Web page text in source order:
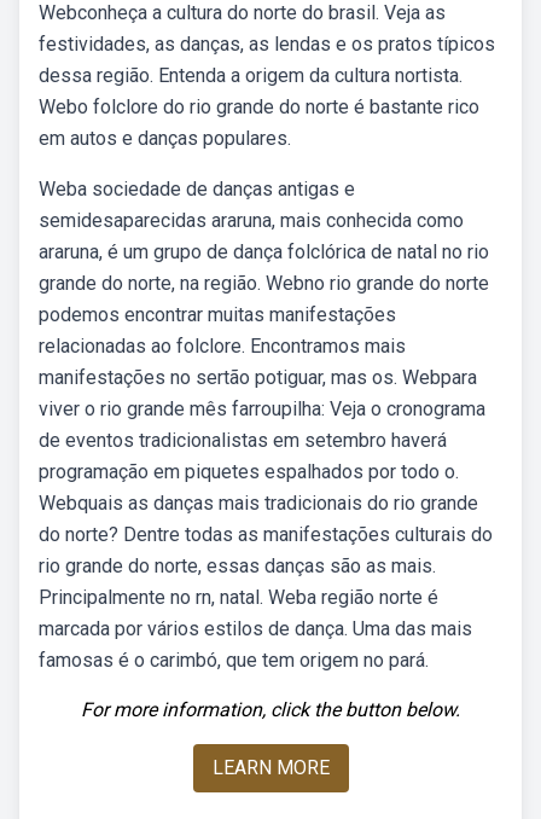
Webconheça a cultura do norte do brasil. Veja as
festividades, as danças, as lendas e os pratos típicos
dessa região. Entenda a origem da cultura nortista.
Webo folclore do rio grande do norte é bastante rico
em autos e danças populares.
Weba sociedade de danças antigas e
semidesaparecidas araruna, mais conhecida como
araruna, é um grupo de dança folclórica de natal no rio
grande do norte, na região. Webno rio grande do norte
podemos encontrar muitas manifestações
relacionadas ao folclore. Encontramos mais
manifestações no sertão potiguar, mas os. Webpara
viver o rio grande mês farroupilha: Veja o cronograma
de eventos tradicionalistas em setembro haverá
programação em piquetes espalhados por todo o.
Webquais as danças mais tradicionais do rio grande
do norte? Dentre todas as manifestações culturais do
rio grande do norte, essas danças são as mais.
Principalmente no rn, natal. Weba região norte é
marcada por vários estilos de dança. Uma das mais
famosas é o carimbó, que tem origem no pará.
For more information, click the button below.
LEARN MORE